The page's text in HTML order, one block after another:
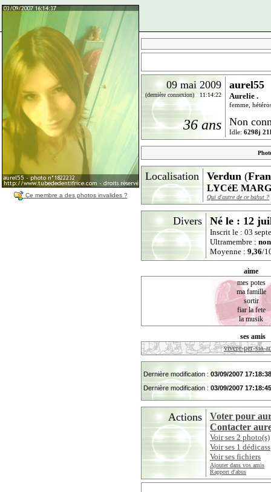
Ce membre a des photos invalides ?
09 mai 2009
(dernière connexion) 11:14:22
aurel55
Aurelie .
femme,
Non
Idle: 6298j
36 ans
Localisation Verdun (
LYCéE
Qui d'autre de ce bahut ?
Divers Né le : 12
Inscrit le : 03
Ultramembre : non
Moyenne : 9,36/
aime
mes potes
ma famille
sortir
fiar la fete
la musik
ses amis
vivere-per-sia-
Dernière modification : 03/09/2007 17:18:38
Dernière modification : 03/09/2007 17:18:45
Actions
Voter pour
Contacter
Voir ses 2 photo(s)
Voir ses 1 dédicass
Voir ses fichiers
Ajouter dans vos amis
Rapport d'abus